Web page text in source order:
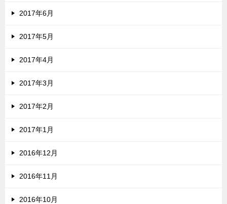
2017年6月
2017年5月
2017年4月
2017年3月
2017年2月
2017年1月
2016年12月
2016年11月
2016年10月